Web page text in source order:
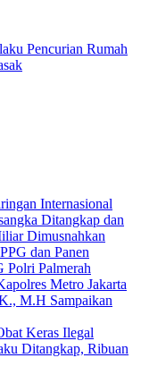
Pencurian Rumah
Internasional
Ditangkap dan
Dimusnahkan
dan Panen
Polri Palmerah
Metro Jakarta
M.H Sampaikan
Keras Ilegal
Ditangkap, Ribuan